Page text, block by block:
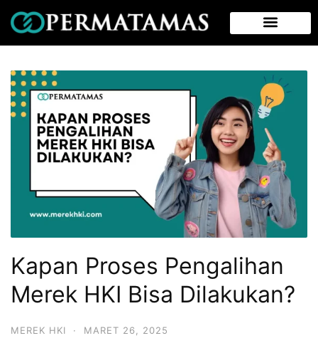
Kapan Proses Pengalihan
Merek HKI Bisa Dilakukan?
MEREK HKI · MARET 26, 2025